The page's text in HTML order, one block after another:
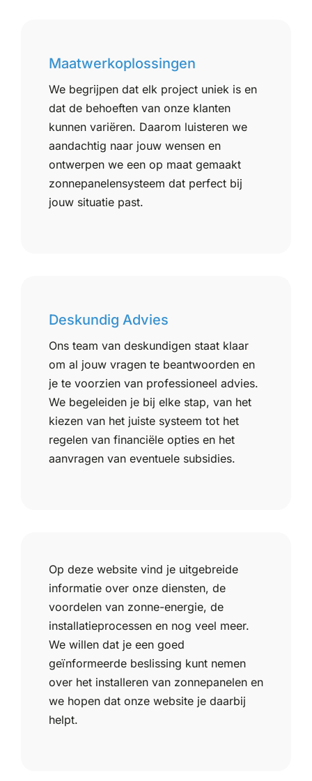
Maatwerkoplossingen
We begrijpen dat elk project uniek is en
dat de behoeften van onze klanten
kunnen variëren. Daarom luisteren we
aandachtig naar jouw wensen en
ontwerpen we een op maat gemaakt
zonnepanelensysteem dat perfect bij
jouw situatie past.
Deskundig Advies
Ons team van deskundigen staat klaar
om al jouw vragen te beantwoorden en
je te voorzien van professioneel advies.
We begeleiden je bij elke stap, van het
kiezen van het juiste systeem tot het
regelen van financiële opties en het
aanvragen van eventuele subsidies.
Op deze website vind je uitgebreide
informatie over onze diensten, de
voordelen van zonne-energie, de
installatieprocessen en nog veel meer.
We willen dat je een goed
geïnformeerde beslissing kunt nemen
over het installeren van zonnepanelen en
we hopen dat onze website je daarbij
helpt.